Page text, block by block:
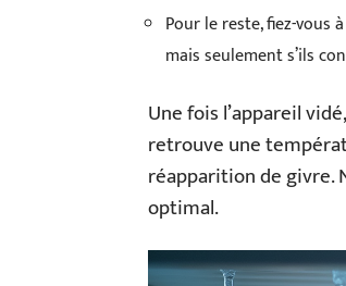
Pour le reste, fiez-vous
mais seulement s’ils
Une fois l’appareil
retrouve une
réapparition de givre.
optimal.